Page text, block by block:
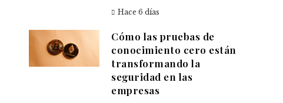
Hace 6 días
Cómo las pruebas de
conocimiento cero están
transformando la
seguridad en las
empresas